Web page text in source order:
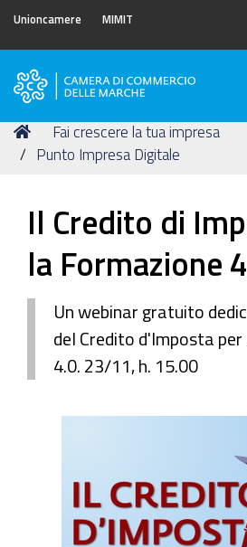
Unioncamere MIMIT
Camera
Commercio
delle
Tu
sei
Home
Fai crescere la tua impresa
Punto Impresa Digitale
Il Credito di
la Formazione
Un webinar gratuito
del Credito d'Imposta
4.0. 23/11, h. 15.00